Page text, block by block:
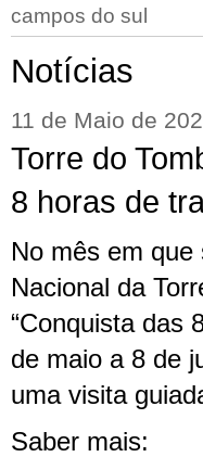
campos do sul
Notícias
11 de Maio de
Torre do
8 horas de
No mês em que
Nacional da
“Conquista das
de maio a 8 de
uma visita
Saber mais: